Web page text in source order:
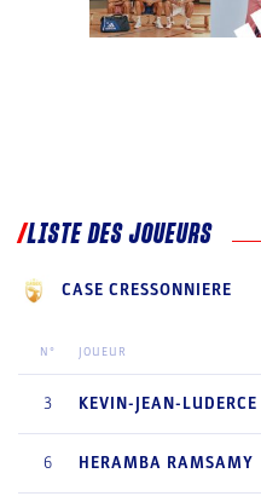
LISTE DES JOUEURS
CASE CRESSONNIERE
N° JOUEUR
3 KEVIN-JEAN-LUDERCE
6 HERAMBA RAMSAMY